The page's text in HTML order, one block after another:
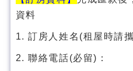
資料
1. 訂房人姓名(租屋時請
2. 聯絡電話(必留)：